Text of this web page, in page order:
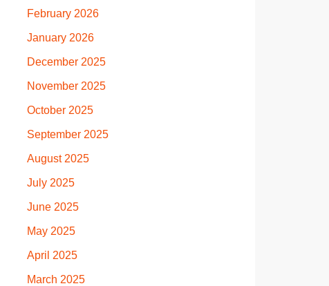
February 2026
January 2026
December 2025
November 2025
October 2025
September 2025
August 2025
July 2025
June 2025
May 2025
April 2025
March 2025